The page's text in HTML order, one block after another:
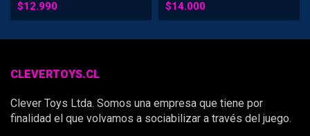
$12.990 $14.000
CLEVERTOYS.CL
Clever Toys Ltda. Somos una empresa que tiene por
finalidad el que volvamos a sociabilizar a través del juego.